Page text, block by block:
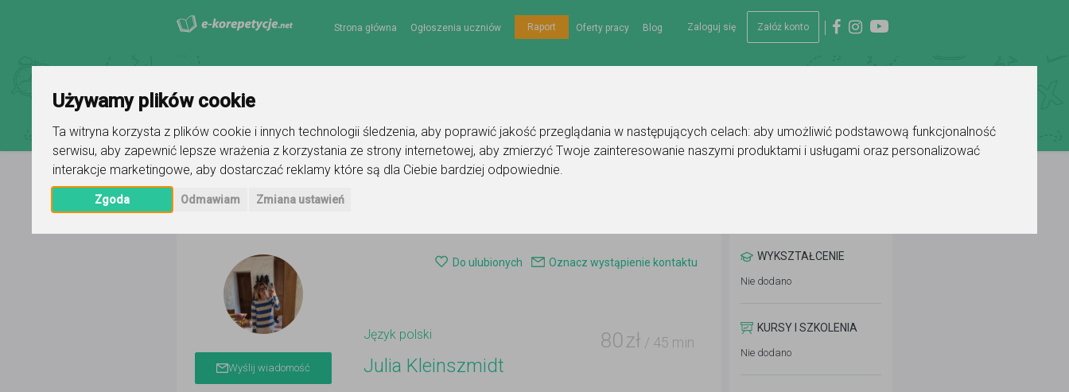
Używamy plików cookie
Ta witryna korzysta z plików cookie i innych technologii śledzenia, aby poprawić jakość przeglądania w następujących celach: aby umożliwić podstawową funkcjonalność
serwisu, aby zapewnić lepsze wrażenia z korzystania ze strony internetowej, aby zmierzyć Twoje zainteresowanie naszymi produktami i usługami oraz personalizować
interakcje marketingowe, aby dostarczać reklamy które są dla Ciebie bardziej odpowiednie
Zgoda Odmawiam Zmiana ustawień
Zaloguj się Załóż konto
Strona główna Ogłoszenia uczniów Raport Oferty pracy Blog
Strona główna Julia Kleinszmidt
Do ulubionych Oznacz wystąpienie kontaktu
Wyślij wiadomość
Język polski 80 zł / 45 min
Julia Kleinszmidt
WYKSZTAŁCENIE
Nie dodano
KURSY I SZKOLENIA
Nie dodano